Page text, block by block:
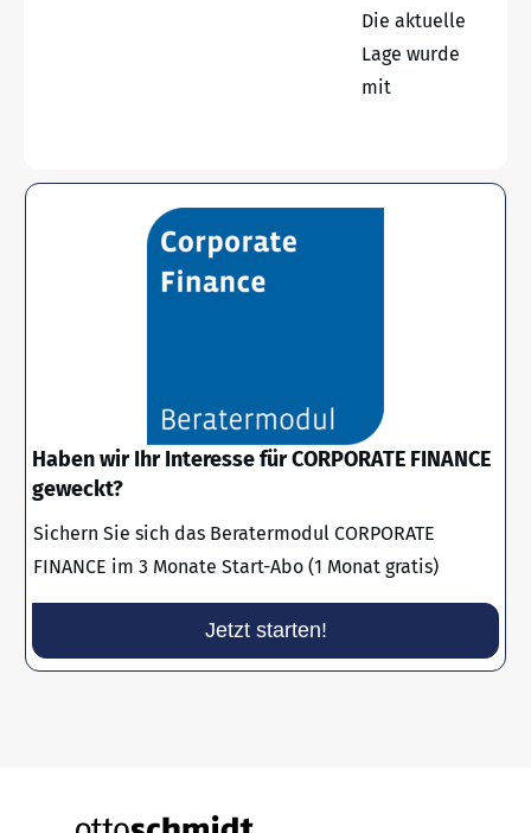
Die aktuelle
Lage wurde
mit
Haben wir Ihr Interesse für CORPORATE FINANCE
geweckt?
Sichern Sie sich das Beratermodul CORPORATE
FINANCE im 3 Monate Start-Abo (1 Monat gratis)
Jetzt starten!